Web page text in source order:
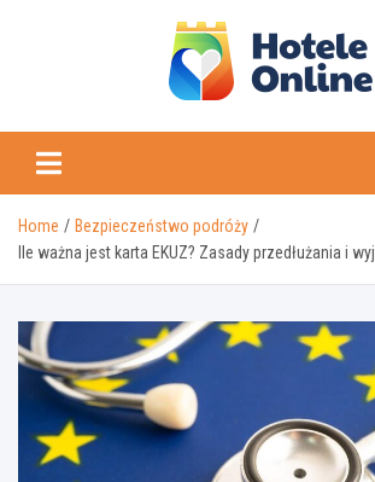
Home
Bezpieczeństwo podróży
Ile ważna jest karta EKUZ? Zasady przedłużania i